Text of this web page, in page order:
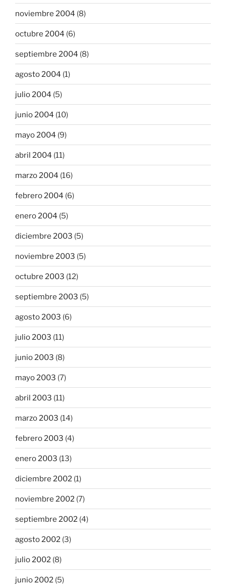
noviembre 2004 (8)
octubre 2004 (6)
septiembre 2004 (8)
agosto 2004 (1)
julio 2004 (5)
junio 2004 (10)
mayo 2004 (9)
abril 2004 (11)
marzo 2004 (16)
febrero 2004 (6)
enero 2004 (5)
diciembre 2003 (5)
noviembre 2003 (5)
octubre 2003 (12)
septiembre 2003 (5)
agosto 2003 (6)
julio 2003 (11)
junio 2003 (8)
mayo 2003 (7)
abril 2003 (11)
marzo 2003 (14)
febrero 2003 (4)
enero 2003 (13)
diciembre 2002 (1)
noviembre 2002 (7)
septiembre 2002 (4)
agosto 2002 (3)
julio 2002 (8)
junio 2002 (5)